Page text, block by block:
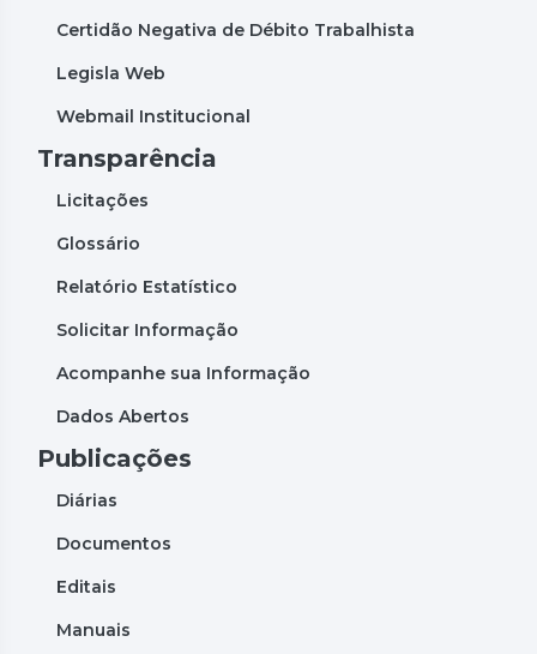
Certidão Negativa de Débito Trabalhista
Legisla Web
Webmail Institucional
Transparência
Licitações
Glossário
Relatório Estatístico
Solicitar Informação
Acompanhe sua Informação
Dados Abertos
Publicações
Diárias
Documentos
Editais
Manuais